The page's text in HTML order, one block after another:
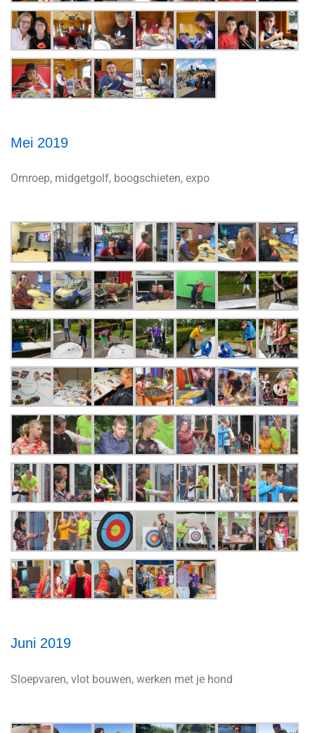
Mei 2019
Omroep, midgetgolf, boogschieten, expo
Juni 2019
Sloepvaren, vlot bouwen, werken met je hond